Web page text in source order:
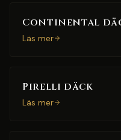
Continental
Läs mer
Pirelli däck
Läs mer